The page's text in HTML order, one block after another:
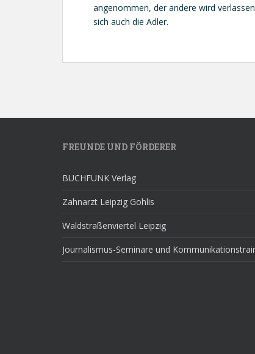
angenommen, der andere wird
sich auch die Adler.
FREUNDE UND FÖRDERER
BUCHFUNK Verlag
Zahnarzt Leipzig Gohlis
Waldstraßenviertel Leipzig
Journalismus-Seminare und